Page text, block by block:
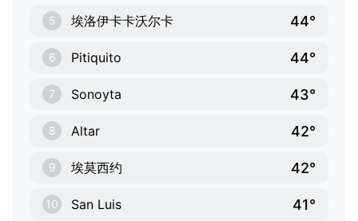
5 埃洛伊卡卡沃尔卡 44°
6 Pitiquito 44°
7 Sonoyta 43°
8 Altar 42°
9 埃莫西约 42°
10 San Luis 41°